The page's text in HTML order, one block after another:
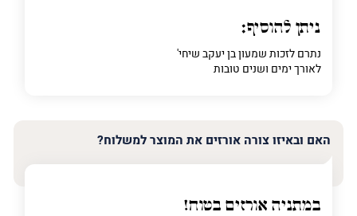
ניתן להוסיף:
נתרם לזכות שמעון בן יעקב שיחי'
לאורך ימים ושנים טובות
האם ובאיזו צורה אורזים את המוצר למשלוח?
במתניה אורזים בטוח!